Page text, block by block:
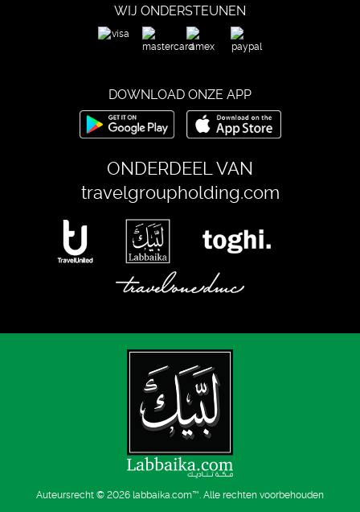
WIJ ONDERSTEUNEN
DOWNLOAD ONZE APP
ONDERDEEL VAN
travelgroupholding.com
Auteursrecht © 2026 labbaika.com™ . Alle rechten voorbehouden